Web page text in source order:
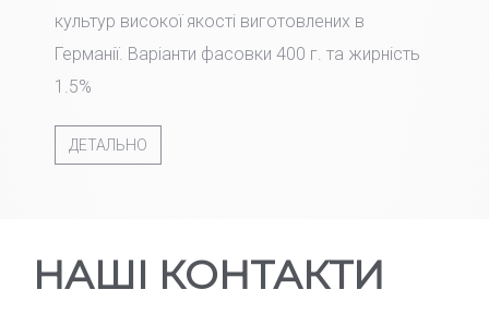
культур високої якості виготовлених в
Германії. Варіанти фасовки 400 г. та жирність
1.5%
ДЕТАЛЬНО
НАШІ КОНТАКТИ